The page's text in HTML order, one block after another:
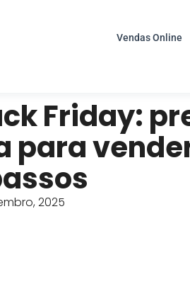
Vendas Online
Friday:
para
2025